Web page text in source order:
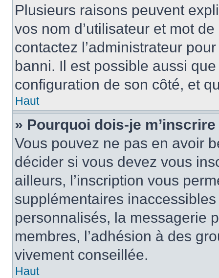
Plusieurs raisons peuvent
vos nom d’utilisateur et mot
contactez l’administrateur
banni. Il est possible aussi
configuration de son côté, et
Haut
» Pourquoi dois-je
Vous pouvez ne pas en avoir
décider si vous devez vous
ailleurs, l’inscription vous
supplémentaires
personnalisés, la messagerie
membres, l’adhésion à des
vivement conseillée.
Haut